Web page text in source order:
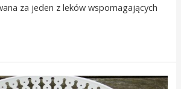
za jeden z leków wspomagających